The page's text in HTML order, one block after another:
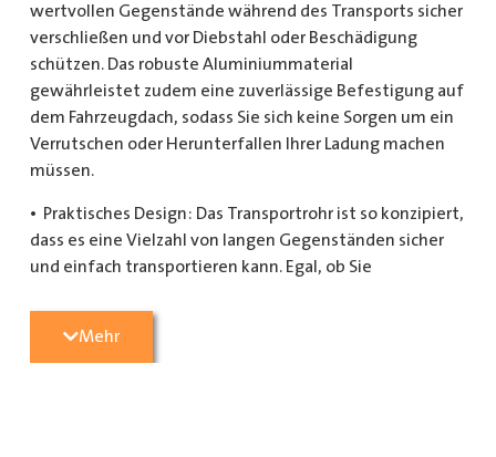
wertvollen Gegenstände während des Transports sicher
verschließen und vor Diebstahl oder Beschädigung
schützen. Das robuste Aluminiummaterial
gewährleistet zudem eine zuverlässige Befestigung auf
dem Fahrzeugdach, sodass Sie sich keine Sorgen um ein
Verrutschen oder Herunterfallen Ihrer Ladung machen
müssen.
• Praktisches Design: Das Transportrohr ist so konzipiert,
dass es eine Vielzahl von langen Gegenständen sicher
und einfach transportieren kann. Egal, ob Sie
Kunststoffrohre für den Sanitärbereich oder Holzlatten
für den Bau benötigen, dieses Transportrohr bietet
Mehr